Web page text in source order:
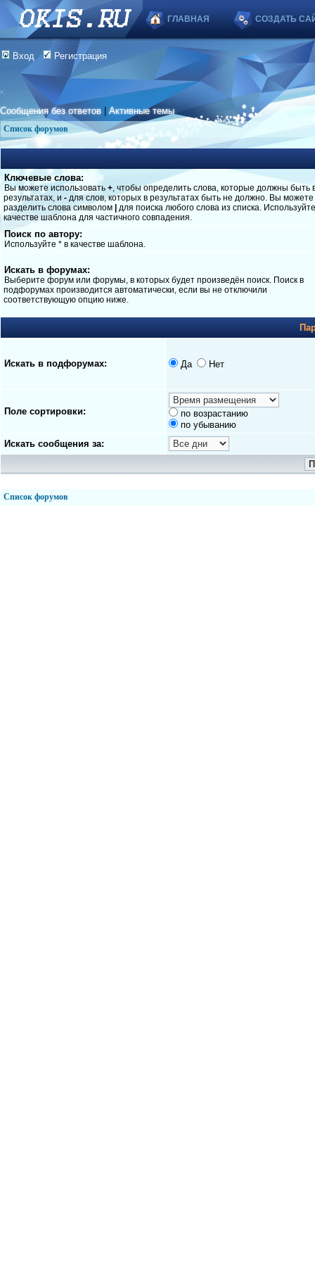
ГЛАВНАЯ СОЗДАТЬ
Вход Регистрация
Сообщения без ответов |Активные темы
Список форумов
Ключевые слова:
Вы можете использовать +, чтобы определить слова, которые должны быть
результатах, и - для слов, которых в результатах быть не должно. Вы можете
разделить слова символом
для поиска любого слова из списка.
качестве шаблона для частичного совпадения.
Поиск по автору:
Используйте * в качестве шаблона.
Искать в форумах:
Выберите форум или форумы, в которых будет произведён поиск. Поиск в
подфорумах производится автоматически, если вы не отключили
соответствующую опцию ниже.
Искать в подфорумах: Да Нет
Поле сортировки:
по возрастанию
по убыванию
Искать сообщения за:
Список форумов